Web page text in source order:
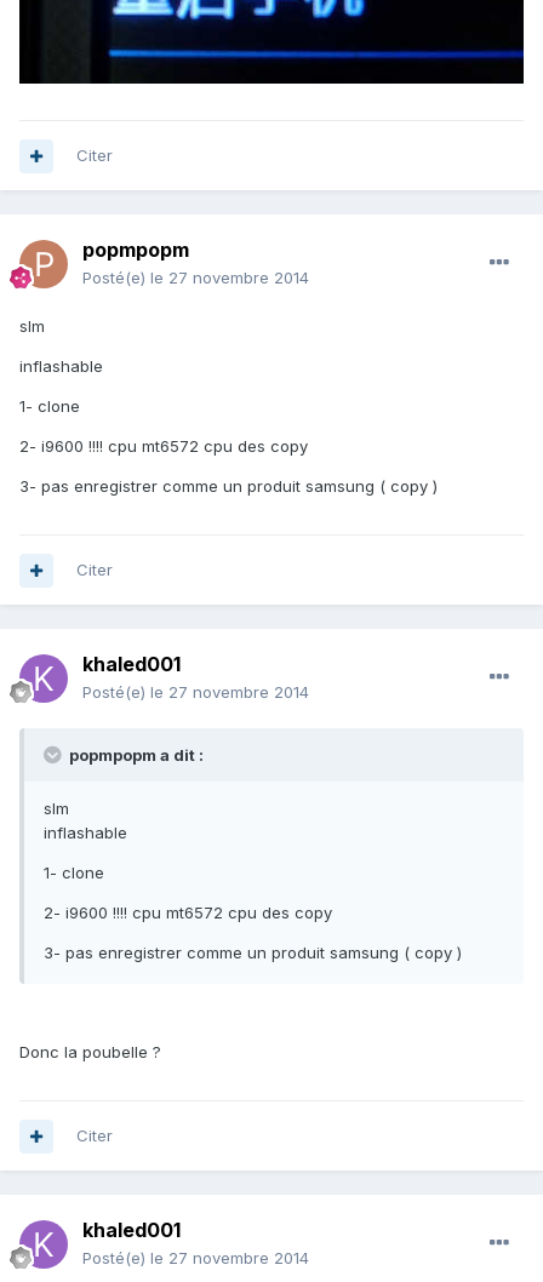
Citer
popmpopm
Posté(e) le 27 novembre 2014
slm
inflashable
1- clone
2- i9600 !!!! cpu mt6572 cpu des copy
3- pas enregistrer comme un produit samsung ( copy )
Citer
khaled001
Posté(e) le 27 novembre 2014
popmpopm a dit :
slm
inflashable
1- clone
2- i9600 !!!! cpu mt6572 cpu des copy
3- pas enregistrer comme un produit samsung ( copy )
Donc la poubelle ?
Citer
khaled001
Posté(e) le 27 novembre 2014